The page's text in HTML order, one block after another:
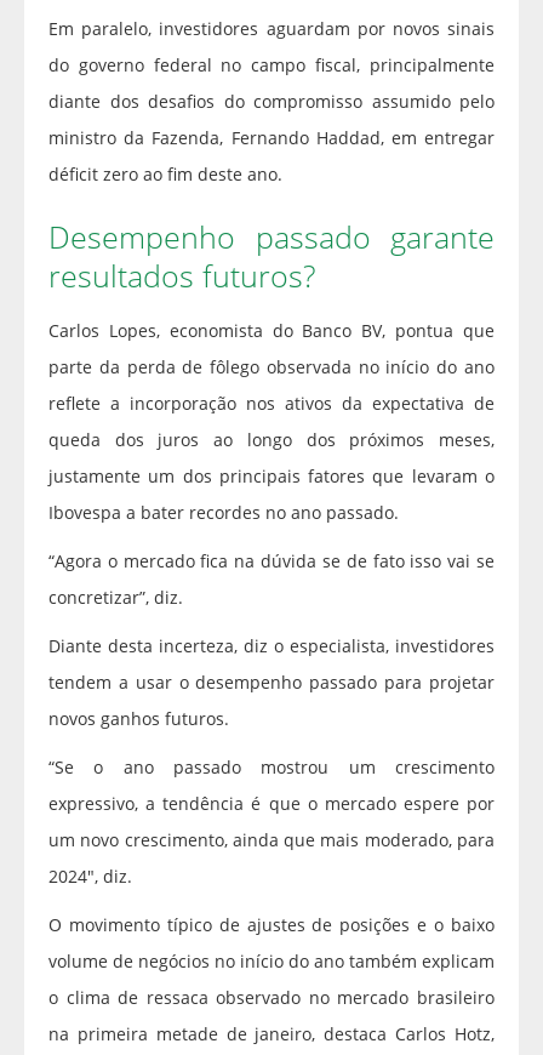
Em paralelo, investidores aguardam por novos sinais
do governo federal no campo fiscal, principalmente
diante dos desafios do compromisso assumido pelo
ministro da Fazenda, Fernando Haddad, em entregar
déficit zero ao fim deste ano.
Desempenho passado garante
resultados futuros?
Carlos Lopes, economista do Banco BV, pontua que
parte da perda de fôlego observada no início do ano
reflete a incorporação nos ativos da expectativa de
queda dos juros ao longo dos próximos meses,
justamente um dos principais fatores que levaram o
Ibovespa a bater recordes no ano passado.
“Agora o mercado fica na dúvida se de fato isso vai se
concretizar”, diz.
Diante desta incerteza, diz o especialista, investidores
tendem a usar o desempenho passado para projetar
novos ganhos futuros.
“Se o ano passado mostrou um crescimento
expressivo, a tendência é que o mercado espere por
um novo crescimento, ainda que mais moderado, para
2024″, diz.
O movimento típico de ajustes de posições e o baixo
volume de negócios no início do ano também explicam
o clima de ressaca observado no mercado brasileiro
na primeira metade de janeiro, destaca Carlos Hotz,